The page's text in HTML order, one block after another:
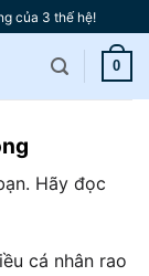
của 3 thế hệ!
0
Hãy đọc
cá nhân rao